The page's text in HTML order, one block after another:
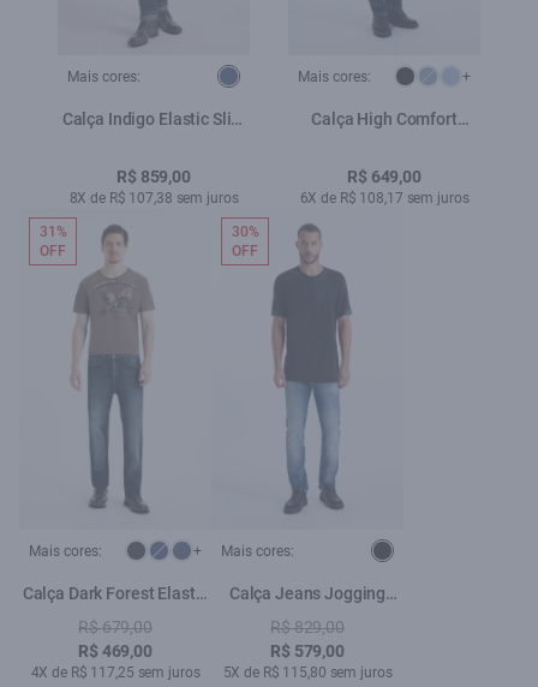
Mais cores:
Calça Indigo Elastic Slim
R$ 859,00
8X de R$ 107,38 sem juros
Mais cores: +
Calça High Comfort
C/ Jato
R$ 649,00
6X de R$ 108,17 sem juros
Mais cores: +
Calça Dark Forest Elastic
Slim Lav. Medio Iii
R$ 679,00
R$ 469,00
4X de R$ 117,25 sem juros
31%
OFF
Mais cores:
Calça Jeans Jogging
Intense Blue (Classic) 5
Pockets Claro C/ Tie Dye
R$ 829,00
R$ 579,00
5X de R$ 115,80 sem juros
30%
OFF